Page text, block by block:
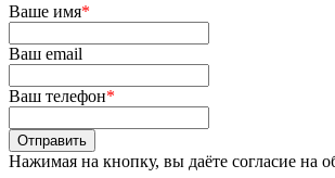
Ваше имя*
Ваш email
Ваш телефон*
Нажимая на кнопку, вы даёте согласие на